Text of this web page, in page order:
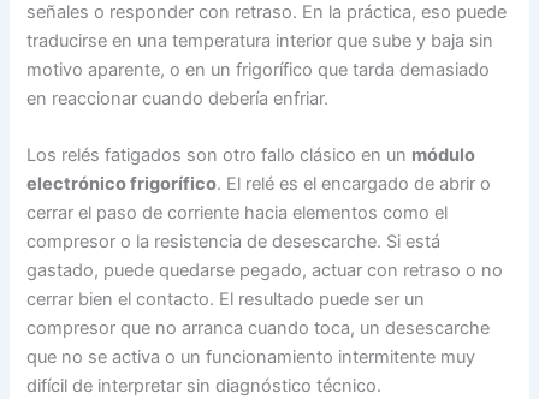
señales o responder con retraso. En la práctica, eso puede
traducirse en una temperatura interior que sube y baja sin
motivo aparente, o en un frigorífico que tarda demasiado
en reaccionar cuando debería enfriar.
Los relés fatigados son otro fallo clásico en un módulo
electrónico frigorífico. El relé es el encargado de abrir o
cerrar el paso de corriente hacia elementos como el
compresor o la resistencia de desescarche. Si está
gastado, puede quedarse pegado, actuar con retraso o no
cerrar bien el contacto. El resultado puede ser un
compresor que no arranca cuando toca, un desescarche
que no se activa o un funcionamiento intermitente muy
difícil de interpretar sin diagnóstico técnico.